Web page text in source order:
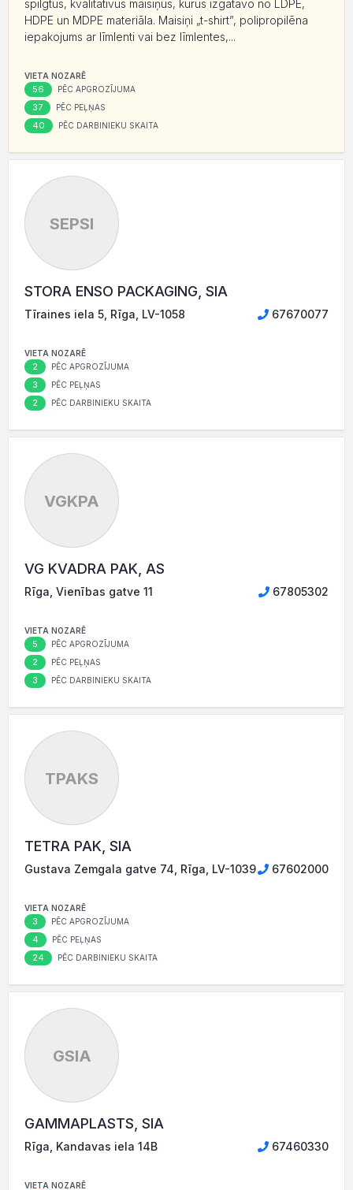
spilgtus, kvalitatīvus maisiņus, kurus izgatavo no LDPE,
HDPE un MDPE materiāla. Maisiņi „t-shirt”, polipropilēna
iepakojums ar līmlenti vai bez līmlentes,...
VIETA NOZARĒ
56 PĒC APGROZĪJUMA
37 PĒC PEĻŅAS
40 PĒC DARBINIEKU SKAITA
SEPSI
STORA ENSO PACKAGING, SIA
Tīraines iela 5, Rīga, LV-1058 67670077
VIETA NOZARĒ
2 PĒC APGROZĪJUMA
3 PĒC PEĻŅAS
2 PĒC DARBINIEKU SKAITA
VGKPA
VG KVADRA PAK, AS
Rīga, Vienības gatve 11 67805302
VIETA NOZARĒ
5 PĒC APGROZĪJUMA
2 PĒC PEĻŅAS
3 PĒC DARBINIEKU SKAITA
TPAKS
TETRA PAK, SIA
Gustava Zemgala gatve 74, Rīga, LV-1039 67602000
VIETA NOZARĒ
3 PĒC APGROZĪJUMA
4 PĒC PEĻŅAS
24 PĒC DARBINIEKU SKAITA
GSIA
GAMMAPLASTS, SIA
Rīga, Kandavas iela 14B 67460330
VIETA NOZARĒ